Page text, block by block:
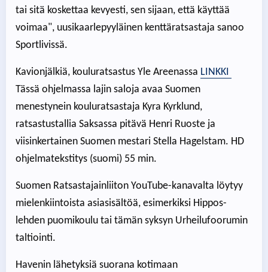
tai sitä koskettaa kevyesti, sen sijaan, että käyttää
voimaa", uusikaarlepyyläinen kenttäratsastaja sanoo
Sportlivissä.
Kavionjälkiä, kouluratsastus Yle Areenassa LINKKI
Tässä ohjelmassa lajin saloja avaa Suomen
menestynein kouluratsastaja Kyra Kyrklund,
ratsastustallia Saksassa pitävä Henri Ruoste ja
viisinkertainen Suomen mestari Stella Hagelstam. HD
ohjelmatekstitys (suomi) 55 min.
Suomen Ratsastajainliiton YouTube-kanavalta löytyy
mielenkiintoista asiasisältöä, esimerkiksi Hippos-
lehden puomikoulu tai tämän syksyn Urheilufoorumin
taltiointi.
Havenin lähetyksiä suorana kotimaan